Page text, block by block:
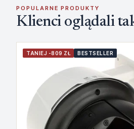
POPULARNE PRODUKTY
Klienci oglądali
TANIEJ -809 ZŁ BESTSELLER